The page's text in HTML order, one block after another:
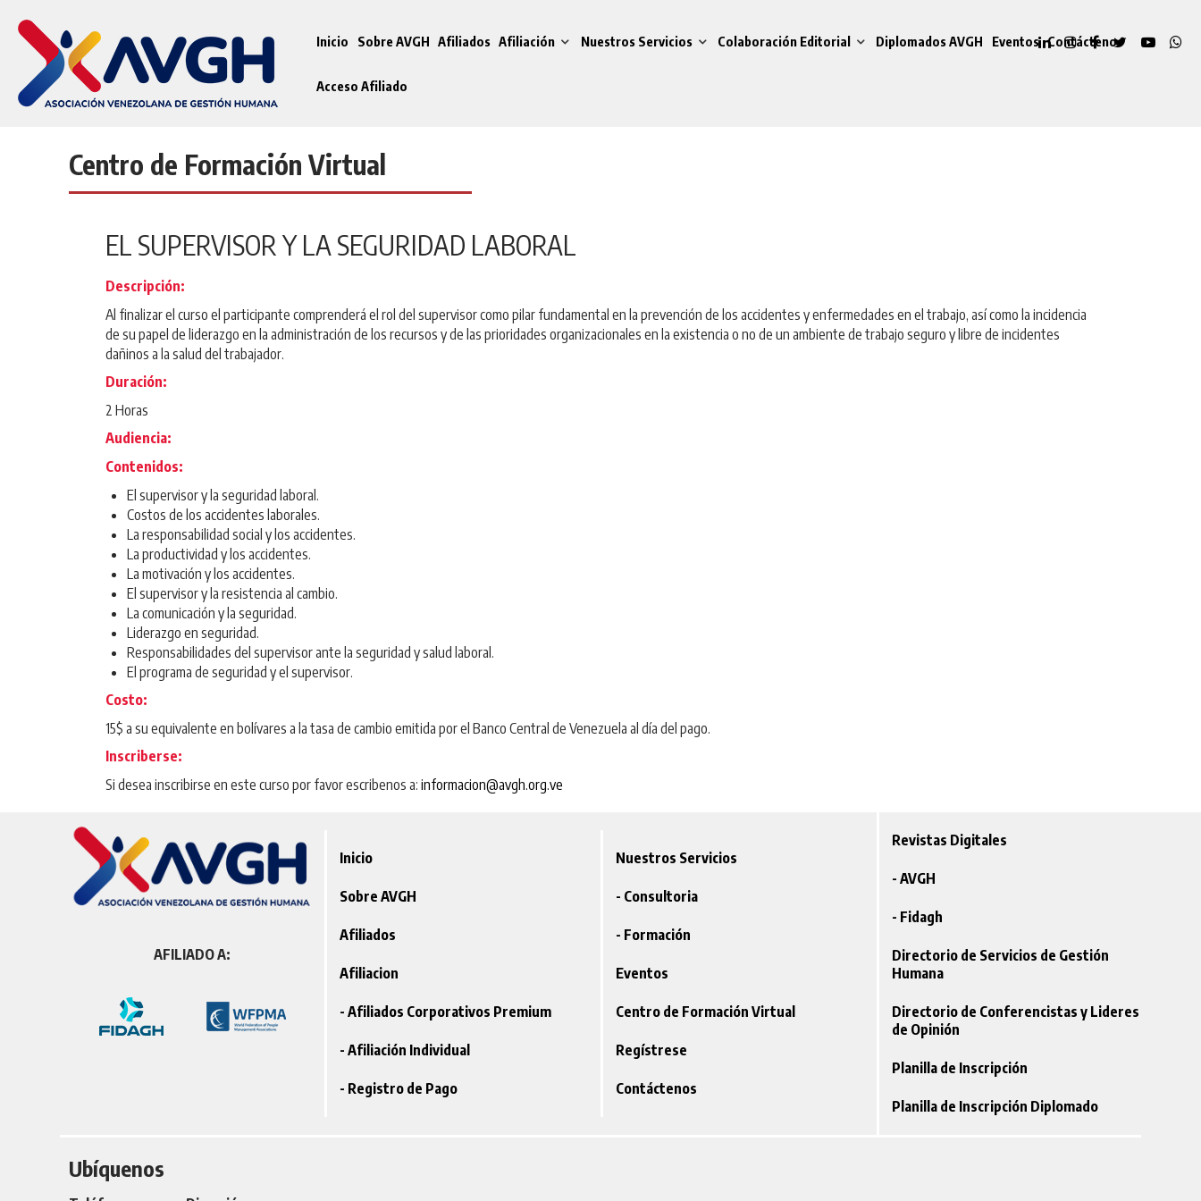
Inicio Sobre AVGH Afiliados Afiliación Nuestros Servicios Colaboración Editorial Diplomados AVGH Eventos Contáctenos
Acceso Afiliado
Centro de Formación Virtual
EL SUPERVISOR Y LA SEGURIDAD LABORAL
Descripción:
Al finalizar el curso el participante comprenderá el rol del supervisor como pilar fundamental en la prevención de los accidentes y enfermedades en el trabajo, así como la incidencia
de su papel de liderazgo en la administración de los recursos y de las prioridades organizacionales en la existencia o no de un ambiente de trabajo seguro y libre de incidentes
dañinos a la salud del trabajador.
Duración:
2 Horas
Audiencia:
Contenidos:
El supervisor y la seguridad laboral.
Costos de los accidentes laborales.
La responsabilidad social y los accidentes.
La productividad y los accidentes.
La motivación y los accidentes.
El supervisor y la resistencia al cambio.
La comunicación y la seguridad.
Liderazgo en seguridad.
Responsabilidades del supervisor ante la seguridad y salud laboral.
El programa de seguridad y el supervisor.
Costo:
15$ a su equivalente en bolívares a la tasa de cambio emitida por el Banco Central de Venezuela al día del pago.
Inscriberse:
Si desea inscribirse en este curso por favor escribenos a: informacion@avgh.org.ve
AFILIADO A:
Inicio
Sobre AVGH
Afiliados
Afiliacion
- Afiliados Corporativos Premium
- Afiliación Individual
- Registro de Pago
Nuestros Servicios
- Consultoria
- Formación
Eventos
Centro de Formación Virtual
Regístrese
Contáctenos
Revistas Digitales
- AVGH
- Fidagh
Directorio de Servicios de Gestión
Humana
Directorio de Conferencistas y Lideres
de Opinión
Planilla de Inscripción
Planilla de Inscripción Diplomado
Ubíquenos